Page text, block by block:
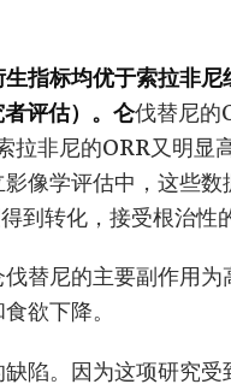
指标均优于索拉非
评估）。仑伐替尼的
拉非尼的ORR又明显
像学评估中，这些
到转化，接受根治性
替尼的主要副作用为
欲下降。
陷。因为这项研究